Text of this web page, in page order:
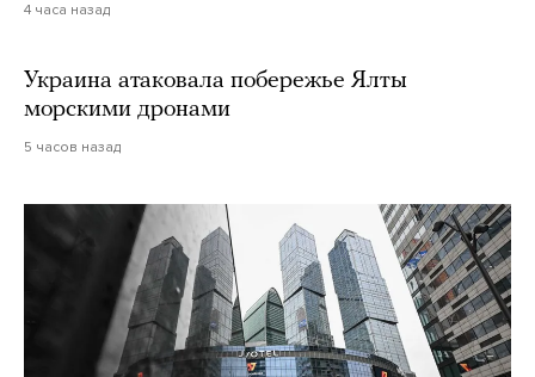
4 часа назад
Украина атаковала побережье Ялты
морскими дронами
5 часов назад